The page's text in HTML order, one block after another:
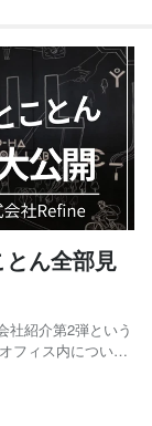
ん全部見
社紹介第2弾という
フィス内について
ります。 オフィ